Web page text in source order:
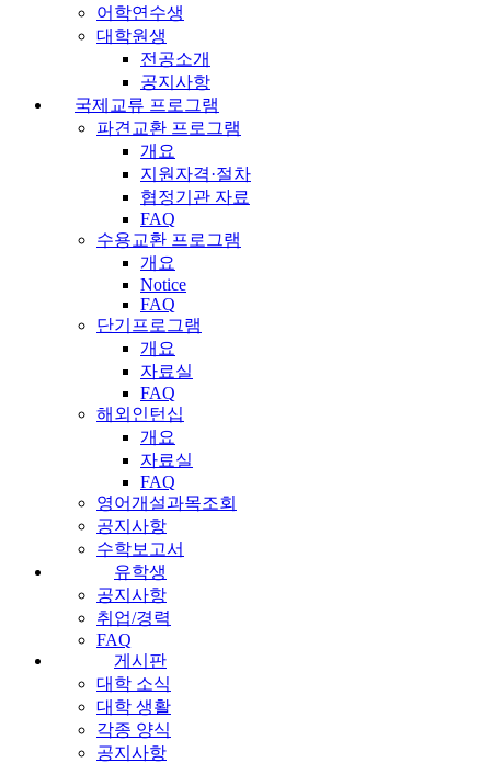
어학연수생
대학원생
전공소개
공지사항
국제교류 프로그램
파견교환 프로그램
개요
지원자격·절차
협정기관 자료
FAQ
수용교환 프로그램
개요
Notice
FAQ
단기프로그램
개요
자료실
FAQ
해외인턴십
개요
자료실
FAQ
영어개설과목조회
공지사항
수학보고서
유학생
공지사항
취업/경력
FAQ
게시판
대학 소식
대학 생활
각종 양식
공지사항